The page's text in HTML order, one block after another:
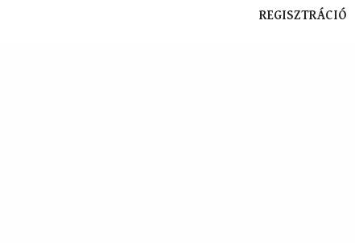
REGISZTRÁCIÓ